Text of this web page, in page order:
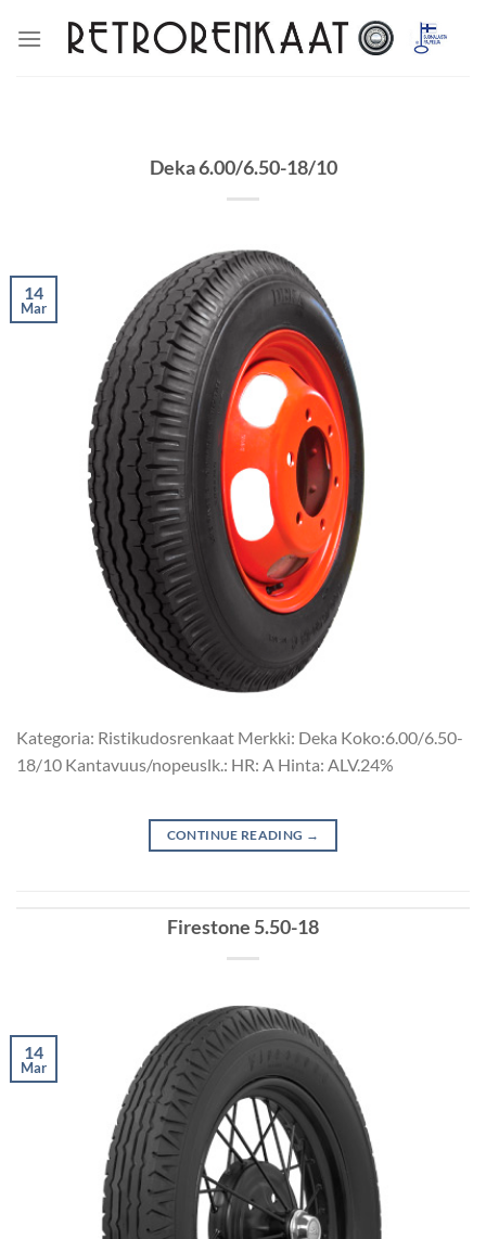
Deka 6.00/6.50-18/10
14
Mar
Kategoria: Ristikudosrenkaat Merkki: Deka Koko:6.00/6.50-
18/10 Kantavuus/nopeuslk.: HR: A Hinta: ALV.24%
CONTINUE READING →
Firestone 5.50-18
14
Mar